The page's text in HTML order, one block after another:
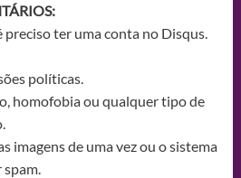
preciso ter uma conta no Disqus.
políticas.
homofobia ou qualquer tipo de
imagens de uma vez ou o sistema